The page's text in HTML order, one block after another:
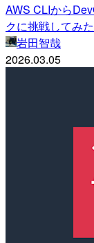
AWS CLIから
クに挑戦してみた
岩田智哉
2026.03.05